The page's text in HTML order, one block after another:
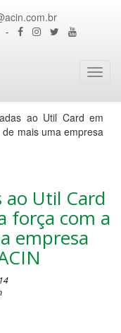
-
ao Util Card em
mais uma empresa
ao Util Card
força com a
empresa